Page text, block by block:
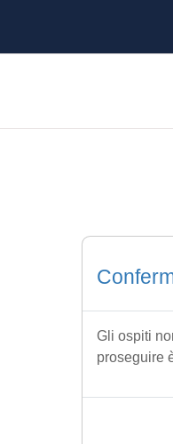
Gli ospiti
proseguire